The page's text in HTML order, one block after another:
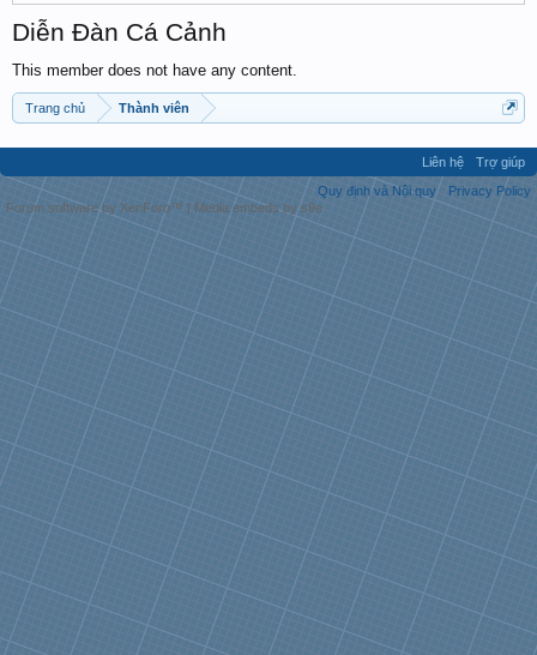
Diễn Đàn Cá Cảnh
This member does not have any content.
Trang chủ Thành viên
Liên hệ
Trợ giúp
Quy định và Nội quy
Privacy Policy
Forum software by XenForo™ | Media embeds by s9e